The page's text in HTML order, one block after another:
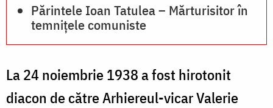
Părintele Ioan Tatulea – Mărturisitor în
temnițele comuniste
La 24 noiembrie 1938 a fost hirotonit
diacon de către Arhiereul-vicar Valerie